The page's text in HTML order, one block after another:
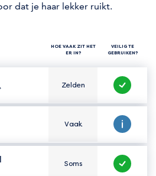
dat je haar lekker ruikt.
HOE VAAK ZIT HET
ER IN?
VEILIG TE
GEBRUIKEN?
Hoe vaak zit het er in?
Zelden
Veilig te
Hoe vaak zit het er in?
Vaak
Veilig te
Hoe vaak zit het er in?
Soms
Veilig te